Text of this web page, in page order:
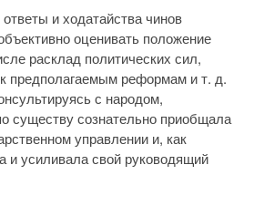
и ходатайства чинов
оценивать положение
расклад политических сил,
предполагаемым реформам и т. д.
с народом,
существу сознательно приобщала
управлении и, как
и усиливала свой руководящий